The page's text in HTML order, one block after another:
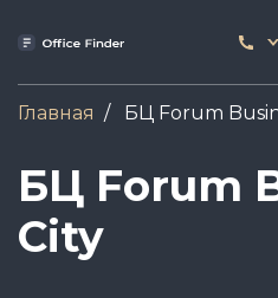
содержанию
Главная БЦ Forum
БЦ Forum
City